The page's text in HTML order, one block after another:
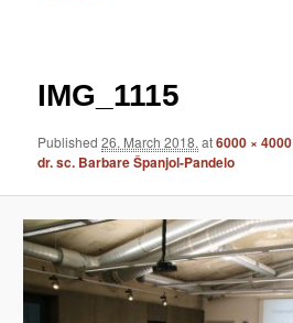
IMG_1115
Published26. March 2018. at6000 × 4000
dr. sc. Barbare Španjol-Pandelo